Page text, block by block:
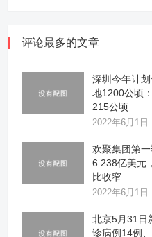
评论最多的文章
深圳今年计
地1200公顷
215公顷
2022年6月1日
欢聚集团第
6.238亿美元
比收窄
2022年6月1日
北京5月31日
诊病例14例